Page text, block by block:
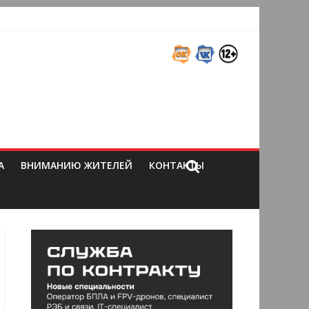
ВНИМАНИЮ ЖИТЕЛЕЙ КОНТАКТЫ